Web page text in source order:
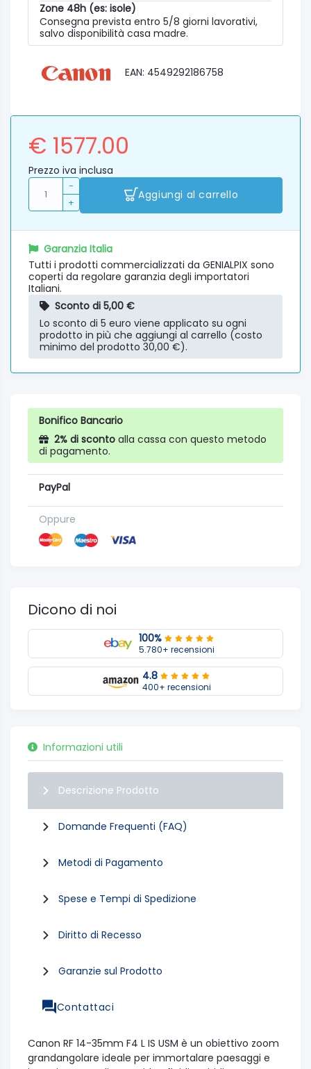
Zone 48h (es: isole)
Consegna prevista entro 5/8 giorni lavorativi,
salvo disponibilità casa madre.
EAN: 4549292186758
€ 1577.00
Prezzo iva inclusa
-
+
Aggiungi al carrello
Garanzia Italia
Tutti i prodotti commercializzati da GENIALPIX sono
coperti da regolare garanzia degli importatori
Italiani.
Sconto di 5,00 €
Lo sconto di 5 euro viene applicato su ogni
prodotto in più che aggiungi al carrello (costo
minimo del prodotto 30,00 €).
Bonifico Bancario
2% di sconto alla cassa con questo metodo
di pagamento.
PayPal
Oppure
Dicono di noi
100%
5.780+ recensioni
4.8
400+ recensioni
Informazioni utili
Descrizione Prodotto
Domande Frequenti (FAQ)
Metodi di Pagamento
Spese e Tempi di Spedizione
Diritto di Recesso
Garanzie sul Prodotto
Contattaci
Canon RF 14-35mm F4 L IS USM è un obiettivo zoom
grandangolare ideale per immortalare paesaggi e